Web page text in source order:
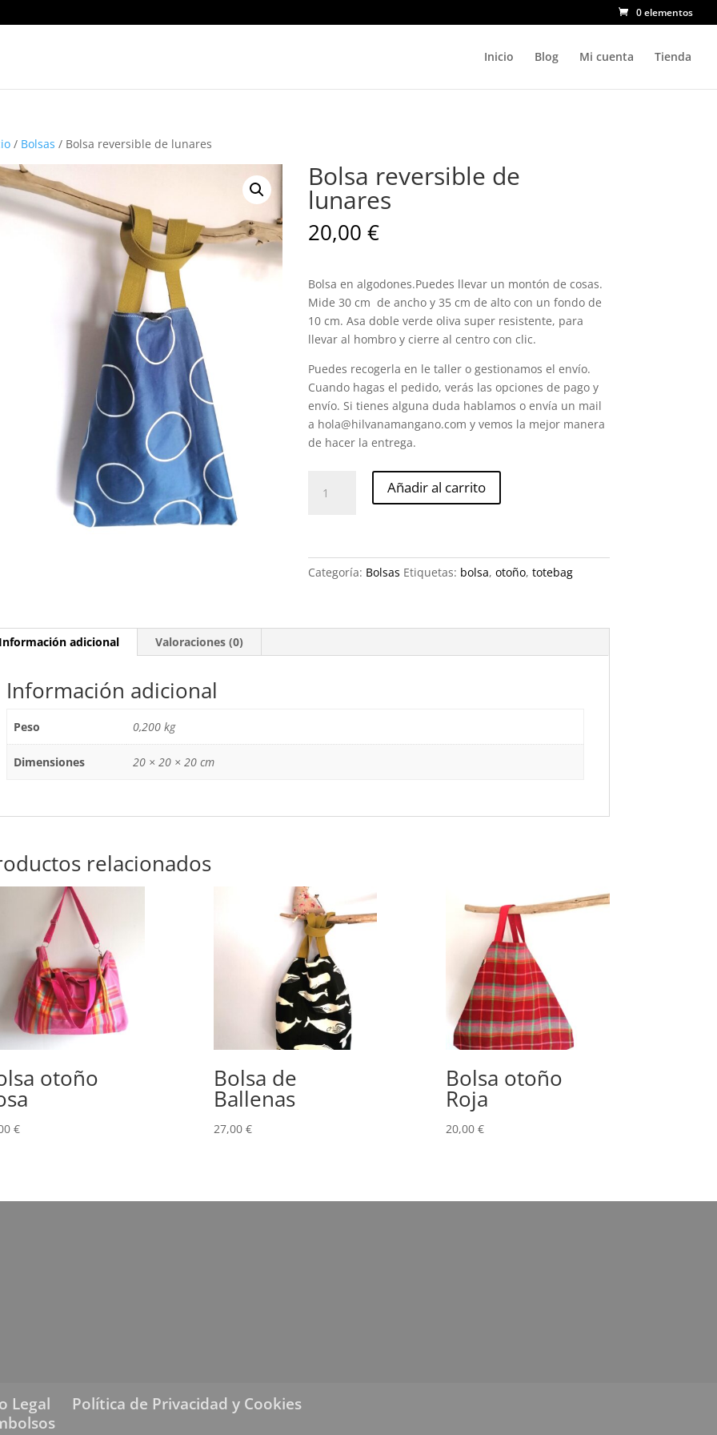
0 elementos
Inicio Blog Mi cuenta Tienda
/ Bolsas / Bolsa reversible de lunares
Bolsa reversible de
lunares
20,00 €
Bolsa en algodones.Puedes llevar un montón de cosas.
Mide 30 cm de ancho y 35 cm de alto con un fondo de
10 cm. Asa doble verde oliva super resistente, para
llevar al hombro y cierre al centro con clic.
Puedes recogerla en le taller o gestionamos el envío.
Cuando hagas el pedido, verás las opciones de pago y
envío. Si tienes alguna duda hablamos o envía un mail
a hola@hilvanamangano.com y vemos la mejor manera
de hacer la entrega.
reversible
Añadir al carrito
Categoría: Bolsas Etiquetas: bolsa, otoño, totebag
adicional Valoraciones (0)
Información adicional
Peso 0,200 kg
Dimensiones 20 × 20 × 20 cm
relacionados
otoño
€
Bolsa de
Ballenas
27,00 €
Bolsa otoño
Roja
20,00€
Legal
Política de Privacidad y Cookies